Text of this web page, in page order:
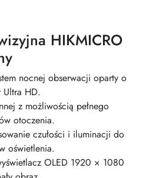
HIKMICRO
nocnej obserwacji oparty o
Ultra HD.
z możliwością pełnego
otoczenia.
czułości i iluminacji do
oświetlenia.
OLED 1920 × 1080